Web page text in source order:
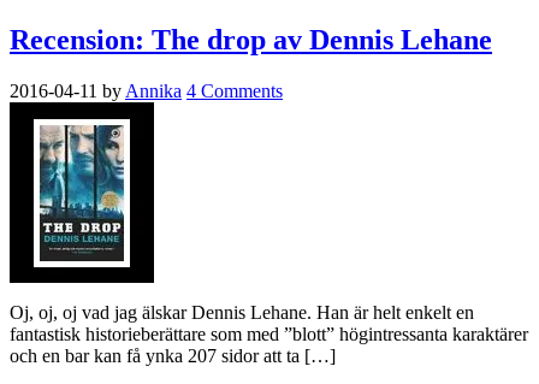
Recension: The drop av Dennis Lehane
2016-04-11 by Annika 4 Comments
Oj, oj, oj vad jag älskar Dennis Lehane. Han är helt enkelt en
fantastisk historieberättare som med ”blott” högintressanta karaktärer
och en bar kan få ynka 207 sidor att ta […]